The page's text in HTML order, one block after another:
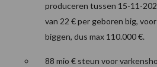
produceren tussen 15-11-
van 22 € per geboren big,
biggen, dus max 110.000 €.
88 mio € steun voor